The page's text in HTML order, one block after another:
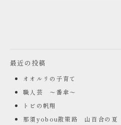
最近の投稿
オオルリの子育て
職人芸 ～番傘～
トビの帆翔
那須yobou散策路 山百合の夏